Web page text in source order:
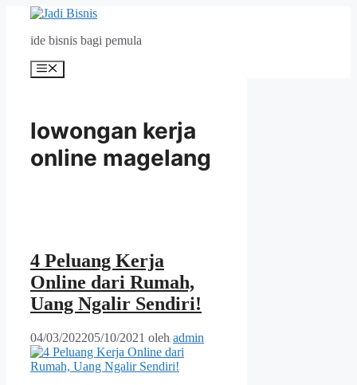
Langsung
ide bisnis bagi pemula
Menu
lowongan kerja
online magelang
4 Peluang Kerja
Online dari Rumah,
Uang Ngalir Sendiri!
04/03/202205/10/2021 oleh admin